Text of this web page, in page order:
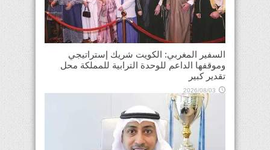
السفير المغربي: الكويت شريك إستراتيجي
وموقفها الداعم للوحدة الترابية للمملكة محل
تقدير كبير
2026/08/03